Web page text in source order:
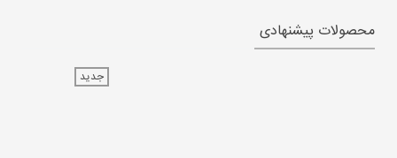
محصولات پیشنهادی
جدید